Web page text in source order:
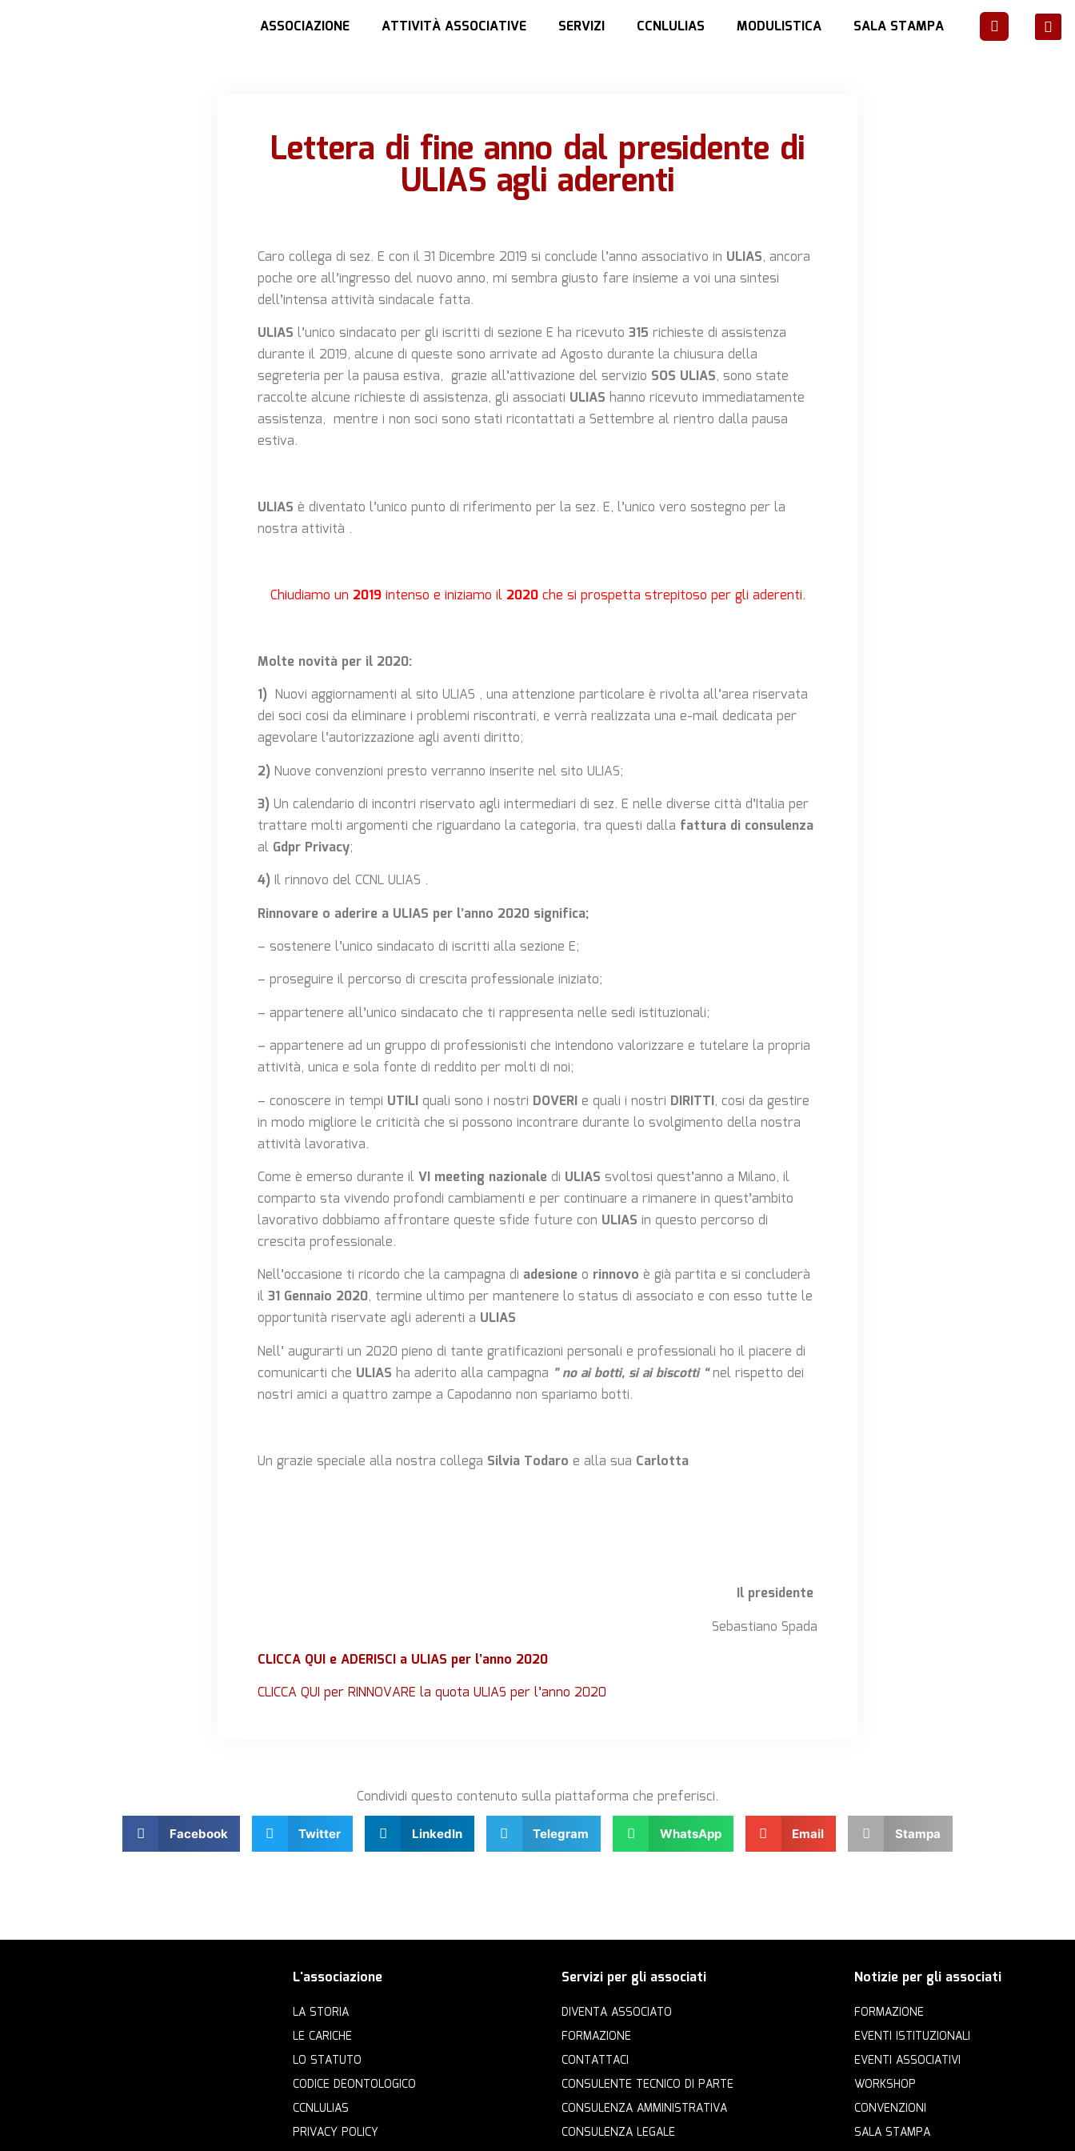
ASSOCIAZIONE ATTIVITÀ ASSOCIATIVE SERVIZI CCNLULIAS MODULISTICA SALA STAMPA
Lettera di fine anno dal presidente di
ULIAS agli aderenti
Caro collega di sez. E con il 31 Dicembre 2019 si conclude l’anno associativo in ULIAS, ancora
poche ore all’ingresso del nuovo anno, mi sembra giusto fare insieme a voi una sintesi
dell’intensa attività sindacale fatta.
ULIAS l’unico sindacato per gli iscritti di sezione E ha ricevuto 315 richieste di assistenza
durante il 2019, alcune di queste sono arrivate ad Agosto durante la chiusura della
segreteria per la pausa estiva, grazie all’attivazione del servizio SOS ULIAS, sono state
raccolte alcune richieste di assistenza, gli associati ULIAS hanno ricevuto immediatamente
assistenza, mentre i non soci sono stati ricontattati a Settembre al rientro dalla pausa
estiva.
ULIAS è diventato l’unico punto di riferimento per la sez. E, l’unico vero sostegno per la
nostra attività .
Chiudiamo un 2019intenso e iniziamo il 2020che si prospetta strepitoso per gli aderenti.
Molte novità per il 2020:
1) Nuovi aggiornamenti al sito ULIAS , una attenzione particolare è rivolta all’area riservata
dei soci cosi da eliminare i problemi riscontrati, e verrà realizzata una e-mail dedicata per
agevolare l’autorizzazione agli aventi diritto;
2) Nuove convenzioni presto verranno inserite nel sito ULIAS;
3) Un calendario di incontri riservato agli intermediari di sez. E nelle diverse città d’Italia per
trattare molti argomenti che riguardano la categoria, tra questi dalla fattura di consulenza
al Gdpr Privacy;
4) Il rinnovo del CCNL ULIAS .
Rinnovare o aderire a ULIAS per l’anno 2020 significa;
– sostenere l’unico sindacato di iscritti alla sezione E;
– proseguire il percorso di crescita professionale iniziato;
– appartenere all’unico sindacato che ti rappresenta nelle sedi istituzionali;
– appartenere ad un gruppo di professionisti che intendono valorizzare e tutelare la propria
attività, unica e sola fonte di reddito per molti di noi;
– conoscere in tempi UTILI quali sono i nostri DOVERI e quali i nostri DIRITTI, cosi da gestire
in modo migliore le criticità che si possono incontrare durante lo svolgimento della nostra
attività lavorativa.
Come è emerso durante il VI meeting nazionale di ULIAS svoltosi quest’anno a Milano, il
comparto sta vivendo profondi cambiamenti e per continuare a rimanere in quest’ambito
lavorativo dobbiamo affrontare queste sfide future con ULIAS in questo percorso di
crescita professionale.
Nell’occasione ti ricordo che la campagna di adesione o rinnovo è già partita e si concluderà
il 31 Gennaio 2020, termine ultimo per mantenere lo status di associato e con esso tutte le
opportunità riservate agli aderenti a ULIAS
Nell’ augurarti un 2020 pieno di tante gratificazioni personali e professionali ho il piacere di
comunicarti che ULIAS ha aderito alla campagna ” no ai botti, si ai biscotti “nel rispetto dei
nostri amici a quattro zampe a Capodanno non spariamo botti.
Un grazie speciale alla nostra collega Silvia Todaro e alla sua Carlotta
Il presidente
Sebastiano Spada
CLICCA QUI e ADERISCI a ULIAS per l’anno 2020
CLICCA QUI per RINNOVARE la quota ULIAS per l’anno 2020
Condividi questo contenuto sulla piattaforma che preferisci.
Facebook Twitter LinkedIn Telegram WhatsApp Email Stampa
L'associazione
LA STORIA
LE CARICHE
LO STATUTO
CODICE DEONTOLOGICO
CCNLULIAS
PRIVACY POLICY
Servizi per gli associati
DIVENTA ASSOCIATO
FORMAZIONE
CONTATTACI
CONSULENTE TECNICO DI PARTE
CONSULENZA AMMINISTRATIVA
CONSULENZA LEGALE
Notizie per gli associati
FORMAZIONE
EVENTI ISTITUZIONALI
EVENTI ASSOCIATIVI
WORKSHOP
CONVENZIONI
SALA STAMPA